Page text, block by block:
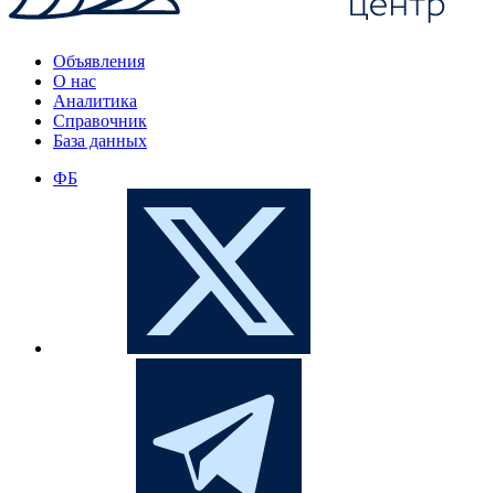
Объявления
О нас
Аналитика
Справочник
База данных
ФБ